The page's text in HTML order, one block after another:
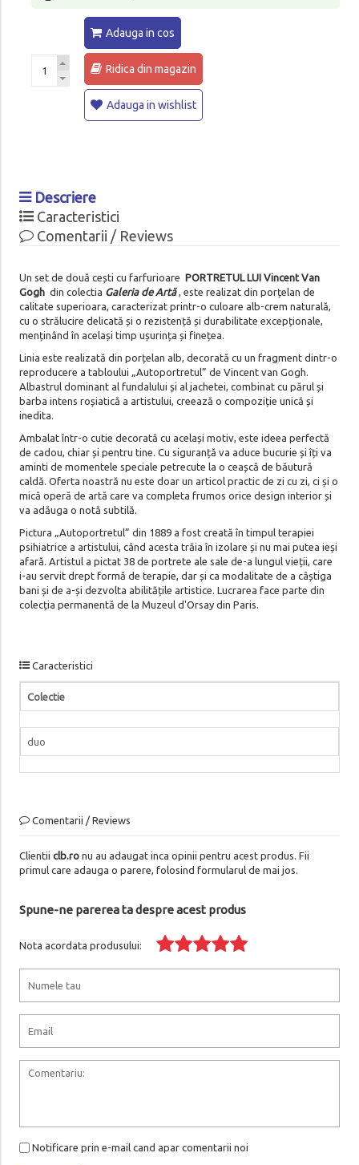
Adauga in cos
Ridica din magazin
Adauga in wishlist
Descriere
Caracteristici
Comentarii / Reviews
Un set de două cești cu farfurioare PORTRETUL LUI Vincent Van
Goghdin colectia Galeria de Artă, este realizat din porțelan de
calitate superioara, caracterizat printr-o culoare alb-crem naturală,
cu o strălucire delicată și o rezistență și durabilitate excepționale,
menținând în același timp ușurința și finețea.
Linia este realizată din porțelan alb, decorată cu un fragment dintr-o
reproducere a tabloului „Autoportretul” de Vincent van Gogh.
Albastrul dominant al fundalului și al jachetei, combinat cu părul și
barba intens roșiatică a artistului, creează o compoziție unică și
inedita.
Ambalat într-o cutie decorată cu același motiv, este ideea perfectă
de cadou, chiar și pentru tine. Cu siguranță va aduce bucurie și îți va
aminti de momentele speciale petrecute la o ceașcă de băutură
caldă. Oferta noastră nu este doar un articol practic de zi cu zi, ci și o
mică operă de artă care va completa frumos orice design interior și
va adăuga o notă subtilă.
Pictura „Autoportretul” din 1889 a fost creată în timpul terapiei
psihiatrice a artistului, când acesta trăia în izolare și nu mai putea ieși
afară. Artistul a pictat 38 de portrete ale sale de-a lungul vieții, care
i-au servit drept formă de terapie, dar și ca modalitate de a câștiga
bani și de a-și dezvolta abilitățile artistice. Lucrarea face parte din
colecția permanentă de la Muzeul d'Orsay din Paris.
Caracteristici
Colectie
duo
Comentarii / Reviews
Clientii clb.ronu au adaugat inca opinii pentru acest produs. Fii
primul care adauga o parere, folosind formularul de mai jos.
Spune-ne parerea ta despre acest produs
Nota acordata produsului:
Notificare prin e-mail cand apar comentarii noi